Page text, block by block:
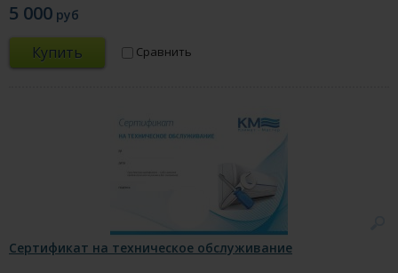
5 000 руб
Купить Сравнить
Сертификат на техническое обслуживание